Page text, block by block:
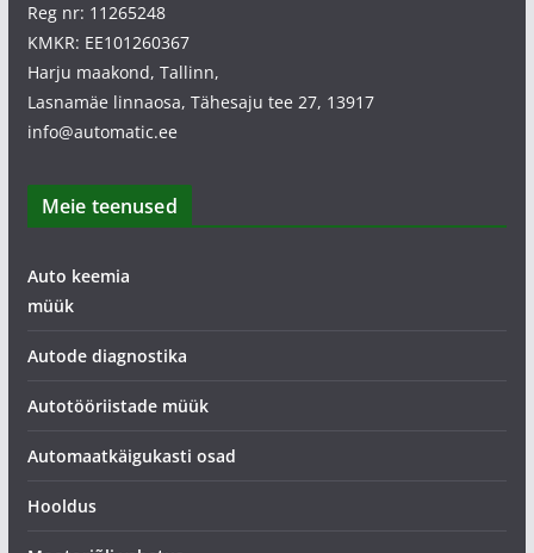
Reg nr: 11265248
KMKR: EE101260367
Harju maakond, Tallinn,
Lasnamäe linnaosa, Tähesaju tee 27, 13917
info@automatic.ee
Meie teenused
Auto keemia
müük
Autode diagnostika
Autotööriistade müük
Automaatkäigukasti osad
Hooldus